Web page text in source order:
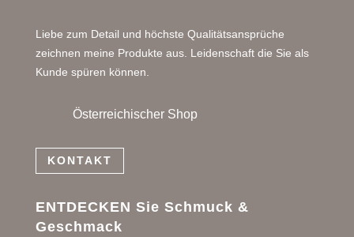
Liebe zum Detail und höchste Qualitätsansprüche
zeichnen meine Produkte aus. Leidenschaft die Sie als
Kunde spüren können.
Österreichischer Shop
KONTAKT
ENTDECKEN Sie Schmuck &
Geschmack